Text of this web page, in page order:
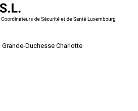
Duchesse Charlotte